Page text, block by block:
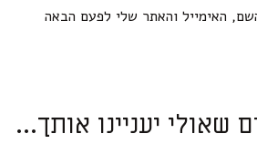
האימייל והאתר שלי לפעם הבאה
שאולי יעניינו אותך...